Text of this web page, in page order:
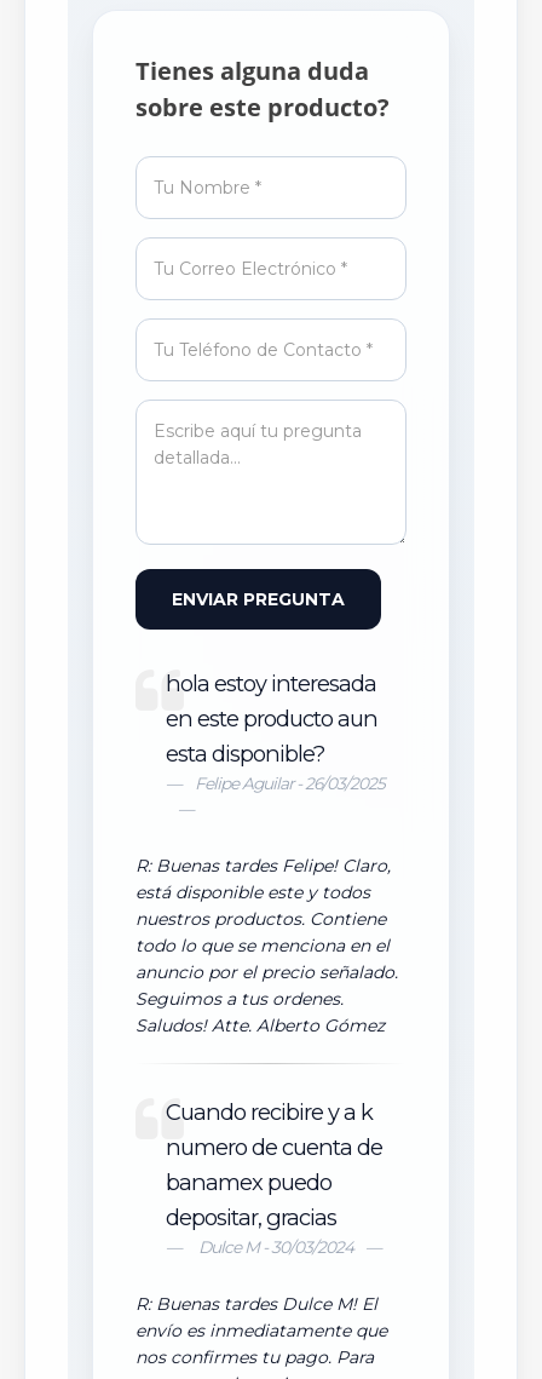
Tienes alguna duda
sobre este producto?
ENVIAR PREGUNTA
hola estoy interesada
en este producto aun
esta disponible?
Felipe Aguilar - 26/03/2025
R: Buenas tardes Felipe! Claro,
está disponible este y todos
nuestros productos. Contiene
todo lo que se menciona en el
anuncio por el precio señalado.
Seguimos a tus ordenes.
Saludos! Atte. Alberto Gómez
Cuando recibire y a k
numero de cuenta de
banamex puedo
depositar, gracias
Dulce M - 30/03/2024
R: Buenas tardes Dulce M! El
envío es inmediatamente que
nos confirmes tu pago. Para